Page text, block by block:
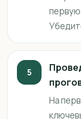
первую
5
На